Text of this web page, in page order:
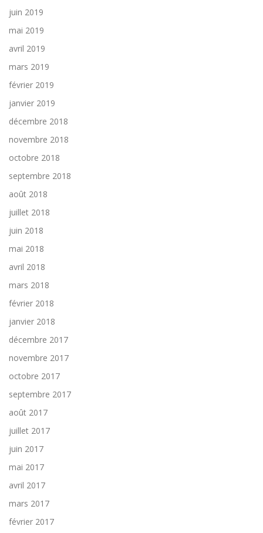
juin 2019
mai 2019
avril 2019
mars 2019
février 2019
janvier 2019
décembre 2018
novembre 2018
octobre 2018
septembre 2018
août 2018
juillet 2018
juin 2018
mai 2018
avril 2018
mars 2018
février 2018
janvier 2018
décembre 2017
novembre 2017
octobre 2017
septembre 2017
août 2017
juillet 2017
juin 2017
mai 2017
avril 2017
mars 2017
février 2017